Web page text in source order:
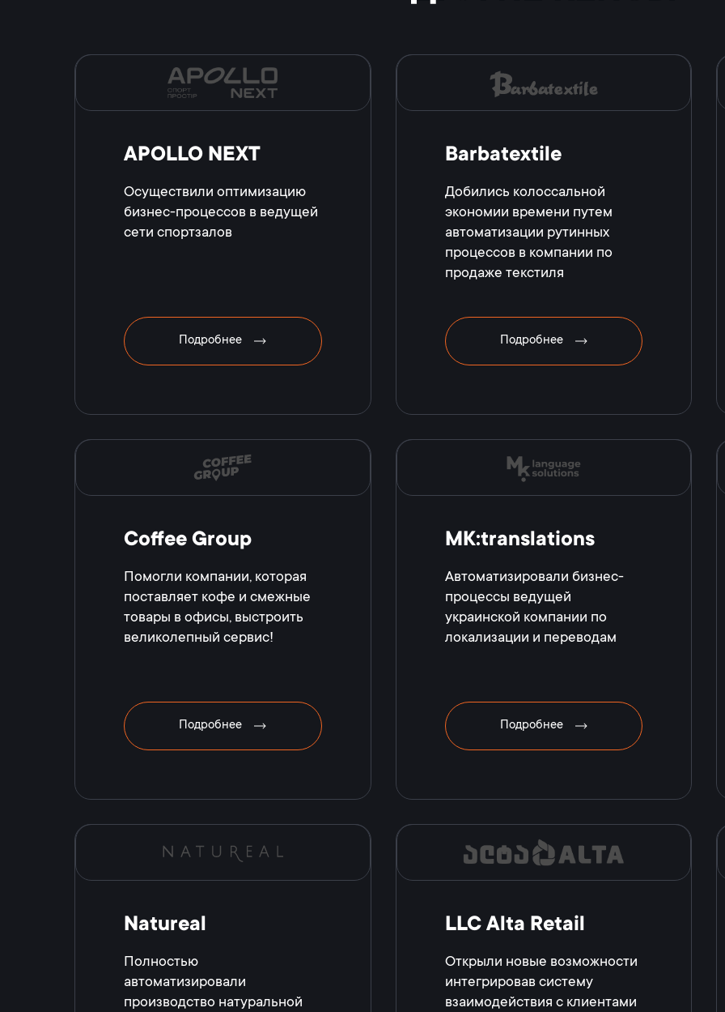
APOLLO NEXT
Осуществили оптимизацию
бизнес-процессов в ведущей
сети спортзалов
Подробнее
Barbatextile
Добились колоссальной
экономии времени путем
автоматизации рутинных
процессов в компании по
продаже текстиля
Подробнее
Coffee Group
Помогли компании, которая
поставляет кофе и смежные
товары в офисы, выстроить
великолепный сервис!
Подробнее
MK:translations
Автоматизировали бизнес-
процессы ведущей
украинской компании по
локализации и переводам
Подробнее
Natureal
Полностью
автоматизировали
производство натуральной
LLC Alta Retail
Открыли новые возможности
интегрировав систему
взаимодействия с клиентами